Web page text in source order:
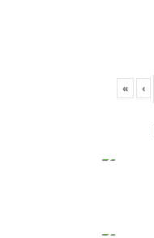
« ‹